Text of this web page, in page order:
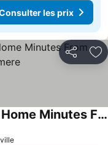
les prix
Partager
Fantastic Newly Renovated Home Minutes From Downtown Invermere